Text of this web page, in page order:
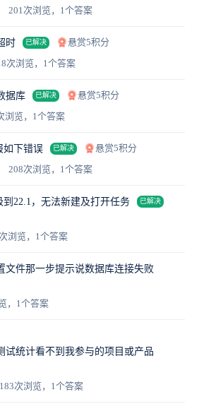
201次浏览，1个答案
时 已解决
悬赏5积分
次浏览，1个答案
据库 已解决
悬赏5积分
浏览，1个答案
如下错误 已解决
悬赏5积分
208次浏览，1个答案
到22.1，无法新建及打开任务 已解决
浏览，1个答案
文件那一步提示说数据库连接失败
，1个答案
试统计看不到我参与的项目或产品
183次浏览，1个答案